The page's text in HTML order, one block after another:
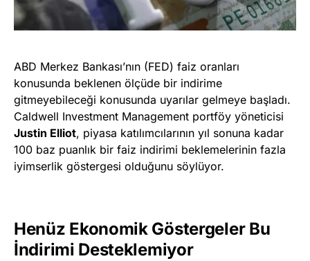
ABD Merkez Bankası’nın (FED) faiz oranları
konusunda beklenen ölçüde bir indirime
gitmeyebileceği konusunda uyarılar gelmeye başladı.
Caldwell Investment Management portföy yöneticisi
Justin Elliot, piyasa katılımcılarının yıl sonuna kadar
100 baz puanlık bir faiz indirimi beklemelerinin fazla
iyimserlik göstergesi olduğunu söylüyor.
Henüz Ekonomik Göstergeler Bu
İndirimi Desteklemiyor